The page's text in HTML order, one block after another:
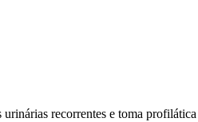
recorrentes e toma